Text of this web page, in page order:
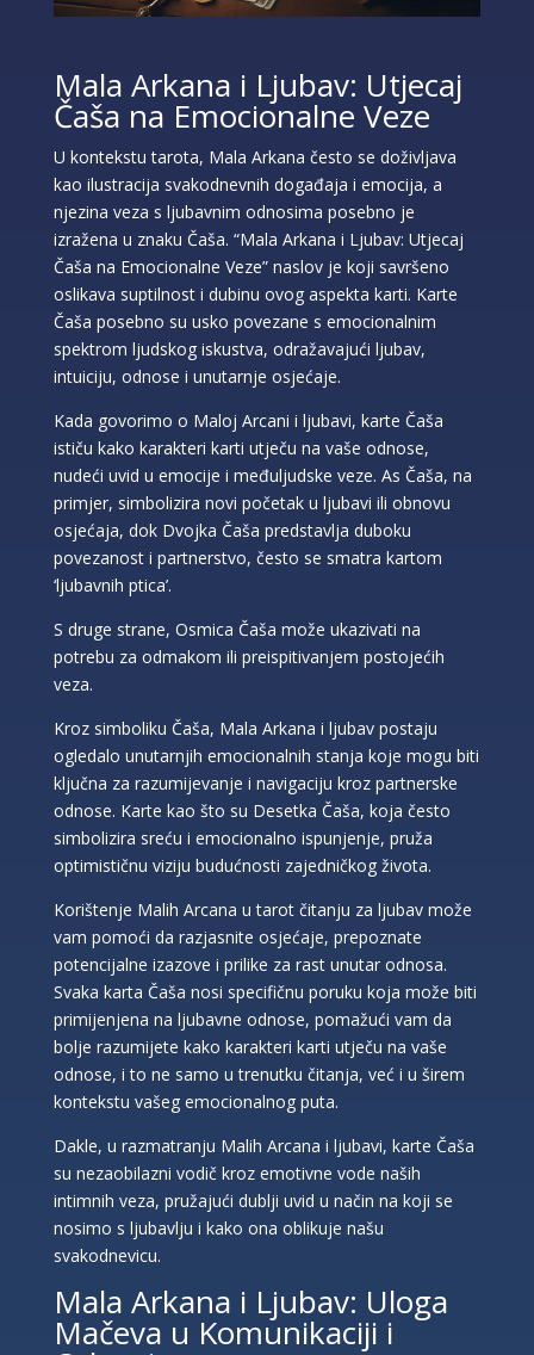
Mala Arkana i Ljubav: Utjecaj
Čaša na Emocionalne Veze
U kontekstu tarota, Mala Arkana često se doživljava
kao ilustracija svakodnevnih događaja i emocija, a
njezina veza s ljubavnim odnosima posebno je
izražena u znaku Čaša. “Mala Arkana i Ljubav: Utjecaj
Čaša na Emocionalne Veze” naslov je koji savršeno
oslikava suptilnost i dubinu ovog aspekta karti. Karte
Čaša posebno su usko povezane s emocionalnim
spektrom ljudskog iskustva, odražavajući ljubav,
intuiciju, odnose i unutarnje osjećaje.
Kada govorimo o Maloj Arcani i ljubavi, karte Čaša
ističu kako karakteri karti utječu na vaše odnose,
nudeći uvid u emocije i međuljudske veze. As Čaša, na
primjer, simbolizira novi početak u ljubavi ili obnovu
osjećaja, dok Dvojka Čaša predstavlja duboku
povezanost i partnerstvo, često se smatra kartom
‘ljubavnih ptica’.
S druge strane, Osmica Čaša može ukazivati na
potrebu za odmakom ili preispitivanjem postojećih
veza.
Kroz simboliku Čaša, Mala Arkana i ljubav postaju
ogledalo unutarnjih emocionalnih stanja koje mogu biti
ključna za razumijevanje i navigaciju kroz partnerske
odnose. Karte kao što su Desetka Čaša, koja često
simbolizira sreću i emocionalno ispunjenje, pruža
optimističnu viziju budućnosti zajedničkog života.
Korištenje Malih Arcana u tarot čitanju za ljubav može
vam pomoći da razjasnite osjećaje, prepoznate
potencijalne izazove i prilike za rast unutar odnosa.
Svaka karta Čaša nosi specifičnu poruku koja može biti
primijenjena na ljubavne odnose, pomažući vam da
bolje razumijete kako karakteri karti utječu na vaše
odnose, i to ne samo u trenutku čitanja, već i u širem
kontekstu vašeg emocionalnog puta.
Dakle, u razmatranju Malih Arcana i ljubavi, karte Čaša
su nezaobilazni vodič kroz emotivne vode naših
intimnih veza, pružajući dublji uvid u način na koji se
nosimo s ljubavlju i kako ona oblikuje našu
svakodnevicu.
Mala Arkana i Ljubav: Uloga
Mačeva u Komunikaciji i